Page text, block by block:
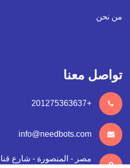
من نحن
تواصل معنا
+201275363637
info@needbots.com
مصر - المنصورة - شارع